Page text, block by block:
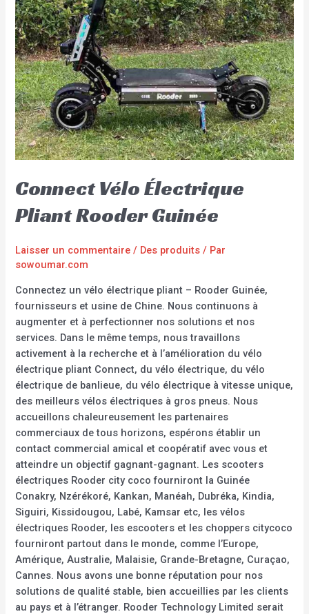
Connect Vélo Électrique
Pliant Rooder Guinée
Laisser un commentaire / Des produits / Par
sowoumar.com
Connectez un vélo électrique pliant – Rooder Guinée,
fournisseurs et usine de Chine. Nous continuons à
augmenter et à perfectionner nos solutions et nos
services. Dans le même temps, nous travaillons
activement à la recherche et à l’amélioration du vélo
électrique pliant Connect, du vélo électrique, du vélo
électrique de banlieue, du vélo électrique à vitesse unique,
des meilleurs vélos électriques à gros pneus. Nous
accueillons chaleureusement les partenaires
commerciaux de tous horizons, espérons établir un
contact commercial amical et coopératif avec vous et
atteindre un objectif gagnant-gagnant. Les scooters
électriques Rooder city coco fourniront la Guinée
Conakry, Nzérékoré, Kankan, Manéah, Dubréka, Kindia,
Siguiri, Kissidougou, Labé, Kamsar etc, les vélos
électriques Rooder, les escooters et les choppers citycoco
fourniront partout dans le monde, comme l’Europe,
Amérique, Australie, Malaisie, Grande-Bretagne, Curaçao,
Cannes. Nous avons une bonne réputation pour nos
solutions de qualité stable, bien accueillies par les clients
au pays et à l’étranger. Rooder Technology Limited serait